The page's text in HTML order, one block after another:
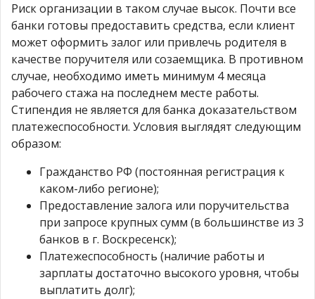
Риск организации в таком случае высок. Почти все
банки готовы предоставить средства, если клиент
может оформить залог или привлечь родителя в
качестве поручителя или созаемщика. В противном
случае, необходимо иметь минимум 4 месяца
рабочего стажа на последнем месте работы.
Стипендия не является для банка доказательством
платежеспособности. Условия выглядят следующим
образом:
Гражданство РФ (постоянная регистрация к
каком-либо регионе);
Предоставление залога или поручительства
при запросе крупных сумм (в большинстве из 3
банков в г. Воскресенск);
Платежеспособность (наличие работы и
зарплаты достаточно высокого уровня, чтобы
выплатить долг);